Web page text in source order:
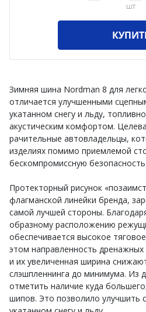
шт
Зимняя шина Nordman 8 для
отличается улучшенными
укатанном снегу и льду,
акустическим комфортом.
рачительные автовладельцы,
изделиях помимо приемлемой
бескомпромиссную
Протекторный рисунок
флагманской линейки бренда,
самой лучшей стороны.
образному расположению
обеспечивается высокое
этом направленность
и их увеличенная ширина
слэшпленнинга до минимума. Из
отметить наличие куда
шипов. Это позволило улучшить